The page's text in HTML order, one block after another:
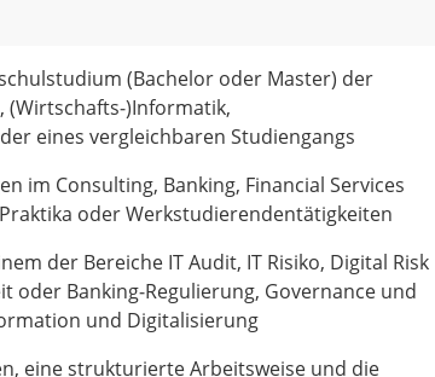
(Bachelor oder Master) der
eines vergleichbaren Studiengangs
im Consulting, Banking, Financial Services
Praktika oder Werkstudierendentätigkeiten
der Bereiche IT Audit, IT Risiko, Digital Risk
Banking‑Regulierung, Governance und
und Digitalisierung
eine strukturierte Arbeitsweise und die